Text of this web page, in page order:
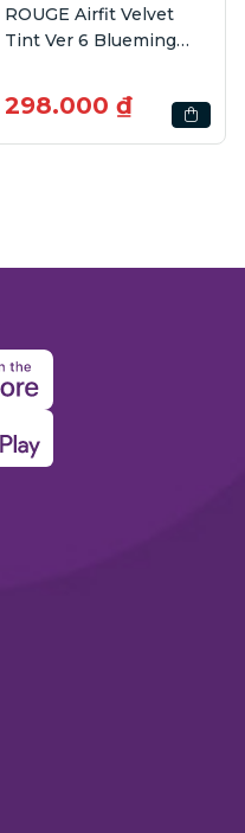
ROUGE Airfit Velvet
Tint Ver 6 Blueming
298.000 ₫